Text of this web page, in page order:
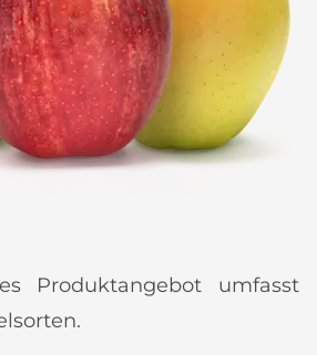
Produktangebot umfasst